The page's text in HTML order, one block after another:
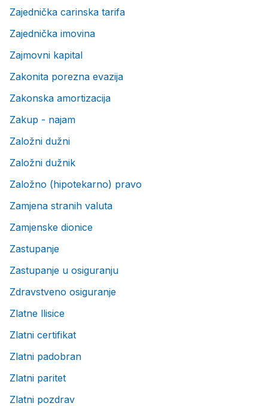
Zajednička carinska tarifa
Zajednička imovina
Zajmovni kapital
Zakonita porezna evazija
Zakonska amortizacija
Zakup - najam
Založni dužni
Založni dužnik
Založno (hipotekarno) pravo
Zamjena stranih valuta
Zamjenske dionice
Zastupanje
Zastupanje u osiguranju
Zdravstveno osiguranje
Zlatne llisice
Zlatni certifikat
Zlatni padobran
Zlatni paritet
Zlatni pozdrav